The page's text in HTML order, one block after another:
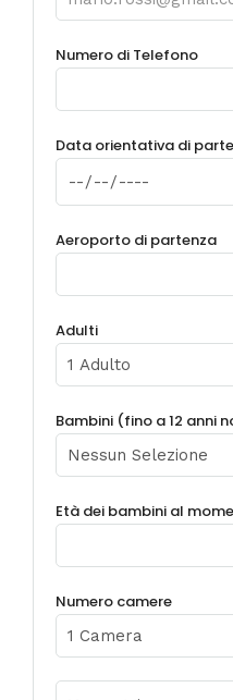
Numero di Telefono
Data orientativa di
Aeroporto di partenza
Adulti
Bambini (fino a 12 anni
Età dei bambini al
Numero camere